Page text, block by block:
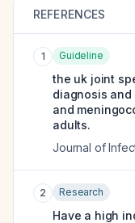
REFERENCES
1 Guideline
the uk joint
diagnosis
and
adults.
Journal of
2 Research
Have a high